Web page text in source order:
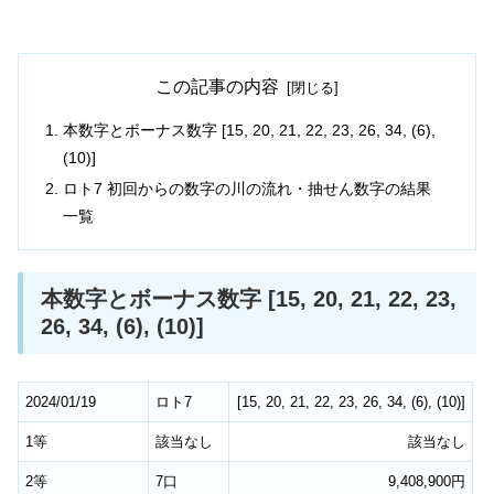
この記事の内容
本数字とボーナス数字 [15, 20, 21, 22, 23, 26, 34, (6),
(10)]
ロト7 初回からの数字の川の流れ・抽せん数字の結果
一覧
本数字とボーナス数字 [15, 20, 21, 22, 23,
26, 34, (6), (10)]
2024/01/19 ロト7 [15, 20, 21, 22, 23, 26, 34, (6), (10)]
1等 該当なし 該当なし
2等 7口 9,408,900円